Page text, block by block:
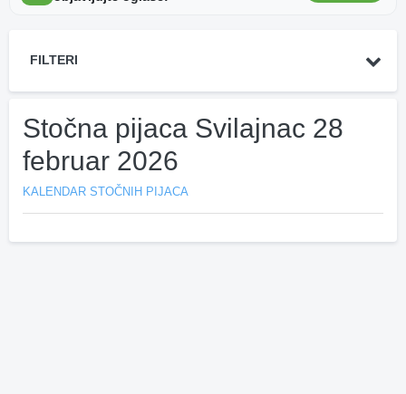
FILTERI
Stočna pijaca Svilajnac 28
februar 2026
KALENDAR STOČNIH PIJACA